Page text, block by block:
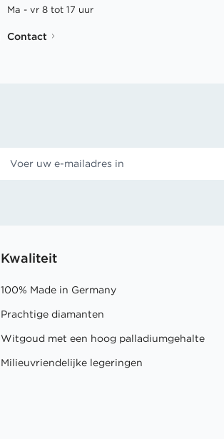
Ma - vr 8 tot 17 uur
Contact
Kwaliteit
100% Made in Germany
Prachtige diamanten
Witgoud met een hoog palladiumgehalte
Milieuvriendelijke legeringen